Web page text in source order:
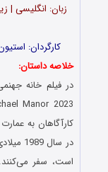
کارگردان:
خلاصه داستان:
در فیلم خانه
کارآگاهان به
در
است، سفر